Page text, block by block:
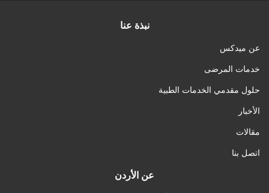
نبذة عنا
عن ميدكس
خدمات المرضى
حلول مقدمي الخدمات الطبية
الأخبار
مقالات
اتصل بنا
عن الأردن